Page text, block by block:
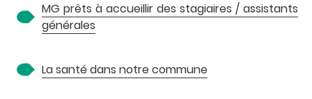
MG prêts à accueillir des stagiaires / assistants
générales
La santé dans notre commune